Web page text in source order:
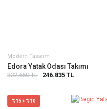
Modern Tasarım
Edora Yatak Odası Takımı
322.660 TL 246.835 TL
%15 + %10